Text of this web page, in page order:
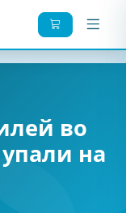
во
на